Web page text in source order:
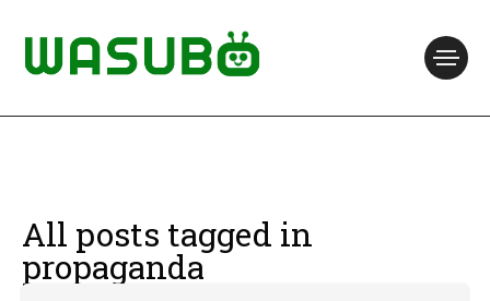
All posts tagged in
propaganda